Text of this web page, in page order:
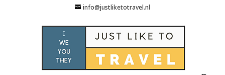
info@justliketotravel.nl